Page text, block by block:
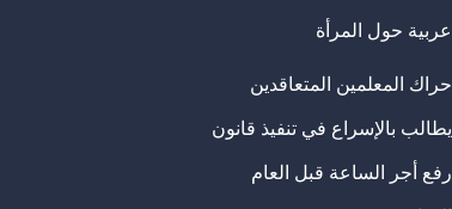
عربية حول المرأة
حراك المعلمين المتعاقدين
يطالب بالإسراع في تنفيذ قانون
رفع أجر الساعة قبل العام